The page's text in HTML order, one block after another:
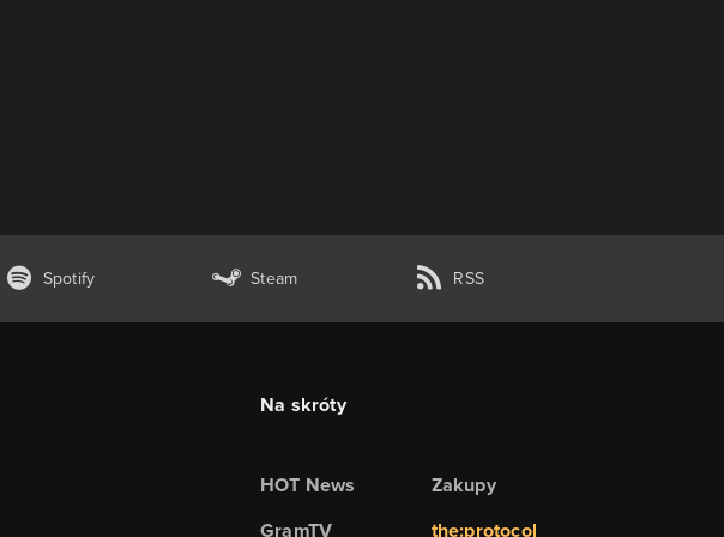
Spotify Steam RSS
Na skróty
HOT News
GramTV
Zakupy
the:protocol